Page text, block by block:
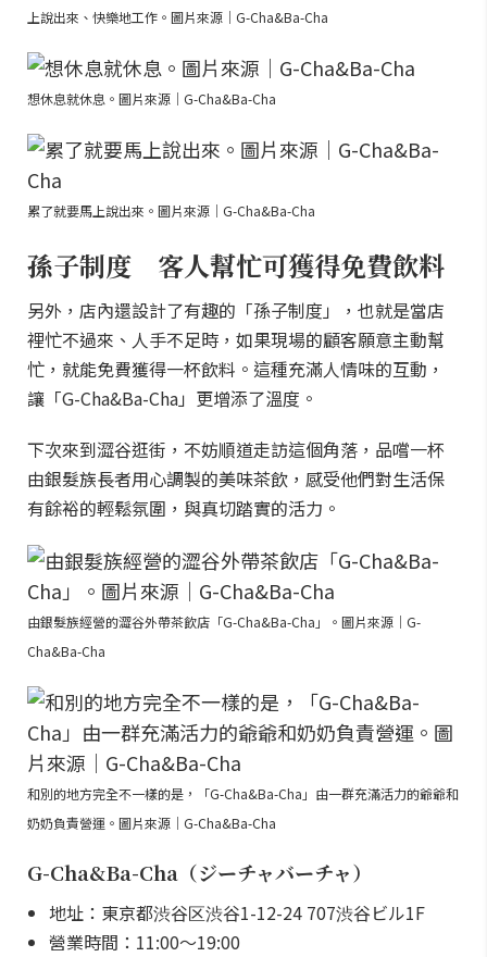
上說出來、快樂地工作。圖片來源｜G-Cha&Ba-Cha
想休息就休息。圖片來源｜G-Cha&Ba-Cha
累了就要馬上說出來。圖片來源｜G-Cha&Ba-Cha
孫子制度 客人幫忙可獲得免費飲料
另外，店內還設計了有趣的「孫子制度」，也就是當店
裡忙不過來、人手不足時，如果現場的顧客願意主動幫
忙，就能免費獲得一杯飲料。這種充滿人情味的互動，
讓「G-Cha&Ba-Cha」更增添了溫度。
下次來到澀谷逛街，不妨順道走訪這個角落，品嚐一杯
由銀髮族長者用心調製的美味茶飲，感受他們對生活保
有餘裕的輕鬆氛圍，與真切踏實的活力。
由銀髮族經營的澀谷外帶茶飲店「G-Cha&Ba-Cha」。圖片來源｜G-
Cha&Ba-Cha
和別的地方完全不一樣的是，「G-Cha&Ba-Cha」由一群充滿活力的爺爺和
奶奶負責營運。圖片來源｜G-Cha&Ba-Cha
G-Cha&Ba-Cha（ジーチャバーチャ）
地址：東京都渋谷区渋谷1-12-24 707渋谷ビル1F
營業時間：11:00～19:00